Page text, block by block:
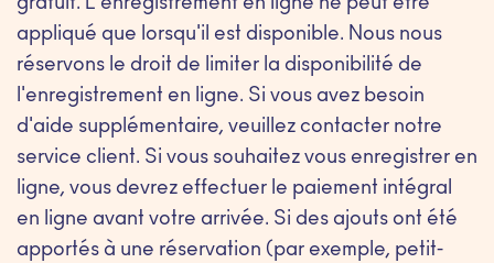
gratuit. L'enregistrement en ligne ne peut être
appliqué que lorsqu'il est disponible. Nous nous
réservons le droit de limiter la disponibilité de
l'enregistrement en ligne. Si vous avez besoin
d'aide supplémentaire, veuillez contacter notre
service client. Si vous souhaitez vous enregistrer en
ligne, vous devrez effectuer le paiement intégral
en ligne avant votre arrivée. Si des ajouts ont été
apportés à une réservation (par exemple, petit-